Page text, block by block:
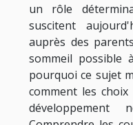
un rôle
suscitent
auprès des
sommeil possible
pourquoi ce sujet
comment les